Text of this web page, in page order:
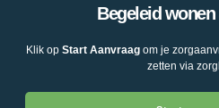
Begeleid
Klik op Start Aanvraagom je
zetten via